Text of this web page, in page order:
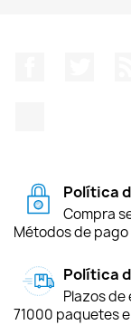
Política
Compra
Métodos de pago
Política
Plazos
71000 paquetes